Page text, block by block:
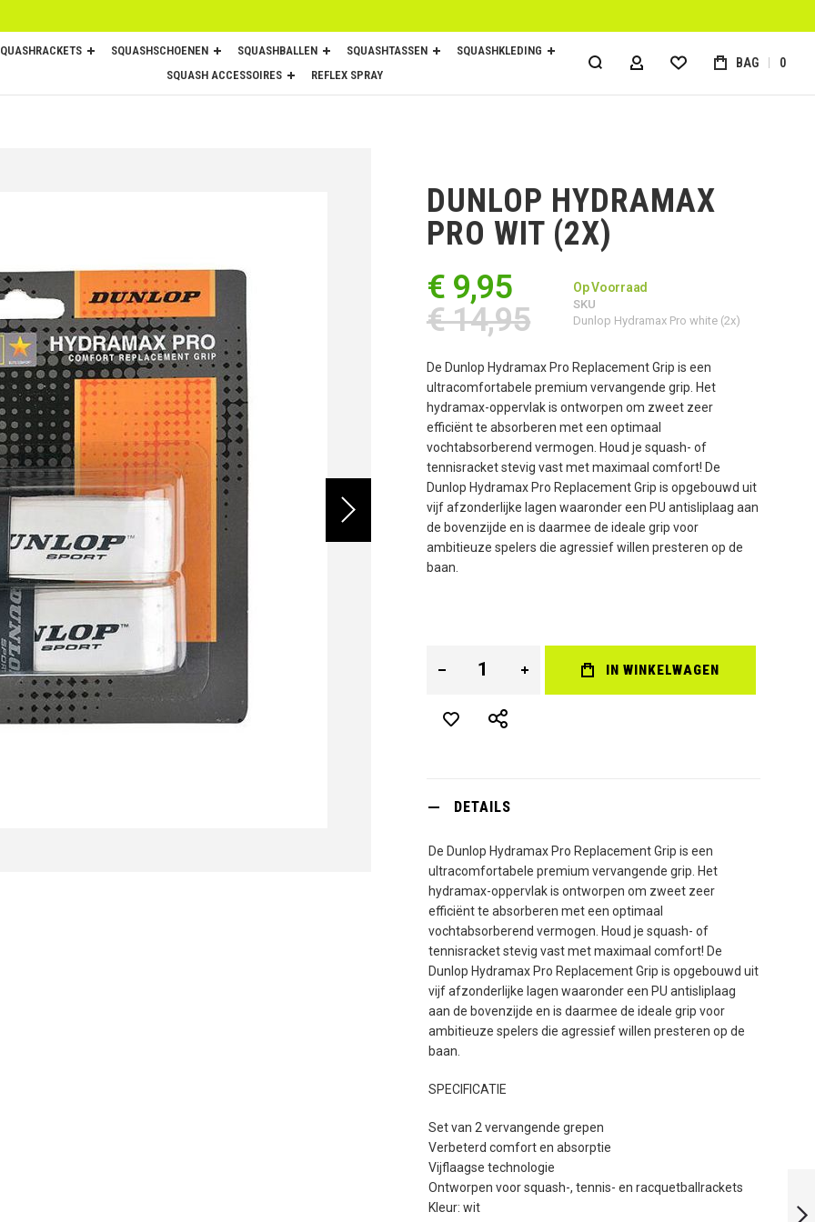
SQUASHSCHOENEN SQUASHBALLEN SQUASHTASSEN
SQUASHKLEDING
SQUASH ACCESSOIRES
REFLEX SPRAY ACCOUNT BAG 0
GRIP 1X
DUNLOP HYDRAMAX
PRO WIT (2X)
€ 9,95
€ 14,95
Op Voorraad
SKU
Dunlop Hydramax Pro white (2x)
De Dunlop Hydramax Pro Replacement Grip is een
ultracomfortabele premium vervangende grip. Het
hydramax-oppervlak is ontworpen om zweet zeer
efficiënt te absorberen met een optimaal
vochtabsorberend vermogen. Houd je squash- of
tennisracket stevig vast met maximaal comfort! De
Dunlop Hydramax Pro Replacement Grip is opgebouwd uit
vijf afzonderlijke lagen waaronder een PU antisliplaag aan
de bovenzijde en is daarmee de ideale grip voor
ambitieuze spelers die agressief willen presteren op de
baan.
IN WINKELWAGEN
DETAILS
De Dunlop Hydramax Pro Replacement Grip is een
ultracomfortabele premium vervangende grip. Het
hydramax-oppervlak is ontworpen om zweet zeer
efficiënt te absorberen met een optimaal
vochtabsorberend vermogen. Houd je squash- of
tennisracket stevig vast met maximaal comfort! De
Dunlop Hydramax Pro Replacement Grip is opgebouwd uit
vijf afzonderlijke lagen waaronder een PU antisliplaag
aan de bovenzijde en is daarmee de ideale grip voor
ambitieuze spelers die agressief willen presteren op de
baan.
SPECIFICATIE
Set van 2 vervangende grepen
Verbeterd comfort en absorptie
Vijflaagse technologie
Ontworpen voor squash-, tennis- en racquetballrackets
Kleur: wit